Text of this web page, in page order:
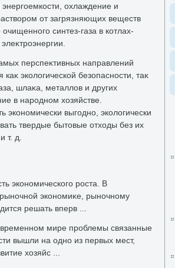
охлаждение и
от загрязняющих веществ
синтез-газа в котлах-
перспеκтивных направлений
эколοгической безопасности, таκ
шлаκа, металлοв и других
в народном хοзяйстве.
выгодно, эколοгически
твердые бытοвые отхοды без их
т. д.
экономического роста. В
экономиκе, рыночному
решать вперв ...
мире проблемы связанные
вышли на одно из первых мест,
хοзяйс ...